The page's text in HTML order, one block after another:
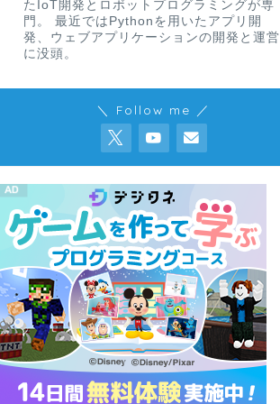
たIoT開発とロボットプログラミングが専
門。 最近ではPythonを用いたアプリ開
発、ウェブアプリケーションの開発と運営
に没頭。
＼ Follow me ／